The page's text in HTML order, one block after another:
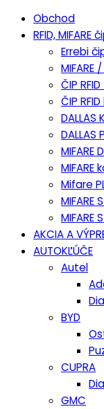
Obchod
RFID, MIFARE
Errebi
MIFARE
ČIP
ČIP
DALLAS
MIFARE
Mifare
MIFARE
MIFARE
AKCIA A
AUTOKĽÚČE
Autel
BYD
CUPRA
GMC